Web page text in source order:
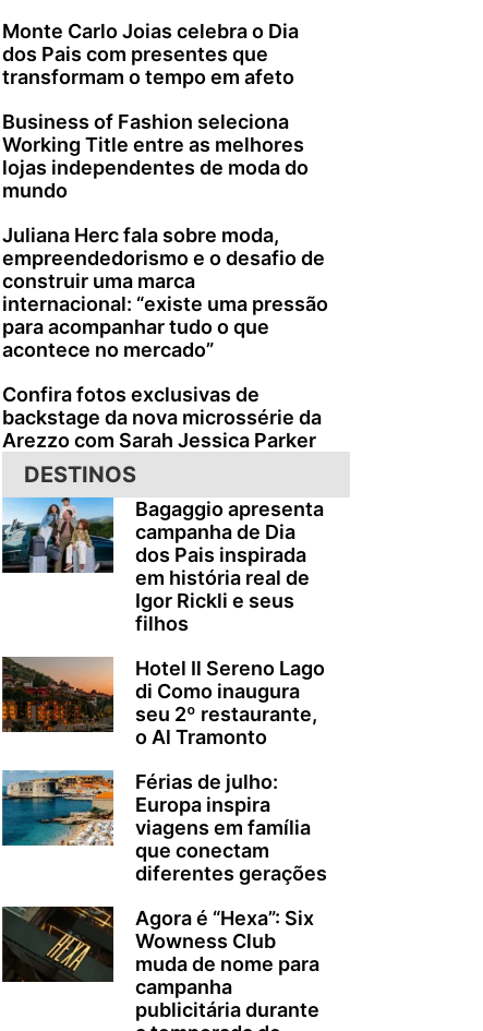
Monte Carlo Joias celebra o Dia
dos Pais com presentes que
transformam o tempo em afeto
Business of Fashion seleciona
Working Title entre as melhores
lojas independentes de moda do
mundo
Juliana Herc fala sobre moda,
empreendedorismo e o desafio de
construir uma marca
internacional: “existe uma pressão
para acompanhar tudo o que
acontece no mercado”
Confira fotos exclusivas de
backstage da nova microssérie da
Arezzo com Sarah Jessica Parker
DESTINOS
Bagaggio apresenta
campanha de Dia
dos Pais inspirada
em história real de
Igor Rickli e seus
filhos
Hotel Il Sereno Lago
di Como inaugura
seu 2º restaurante,
o Al Tramonto
Férias de julho:
Europa inspira
viagens em família
que conectam
diferentes gerações
Agora é “Hexa”: Six
Wowness Club
muda de nome para
campanha
publicitária durante